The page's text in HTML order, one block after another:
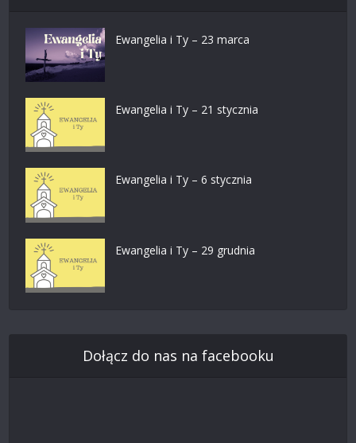
Ewangelia i Ty – 23 marca
Ewangelia i Ty – 21 stycznia
Ewangelia i Ty – 6 stycznia
Ewangelia i Ty – 29 grudnia
Dołącz do nas na facebooku